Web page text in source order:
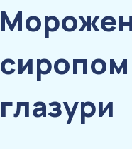
глазури